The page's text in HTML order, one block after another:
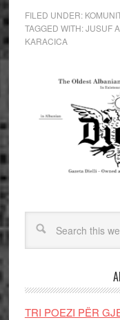
FILED UNDER:
TAGGED WITH:JUSUF
KARACICA
TRI POEZI PËR